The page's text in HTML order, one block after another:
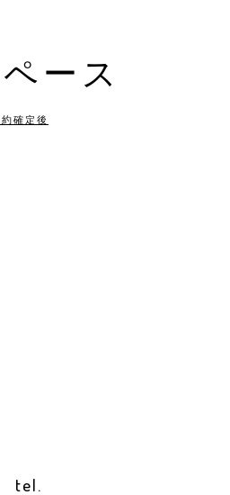
ース
確定後
tel.
約確定後